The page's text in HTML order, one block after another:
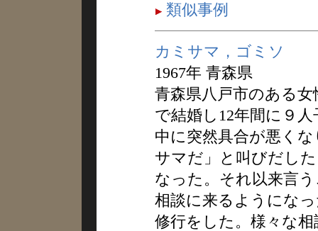
類似事例
カミサマ，ゴミソ
1967年 青森県
青森県八戸市のある
で結婚し12年間に９
中に突然具合が悪く
サマだ」と叫びだし
なった。それ以来言
相談に来るようにな
修行をした。様々な